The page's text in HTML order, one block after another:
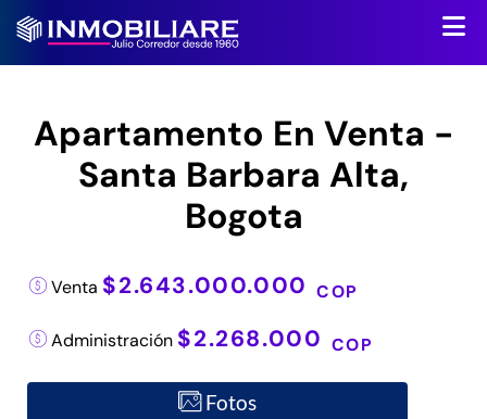
Apartamento En Venta -
Santa Barbara Alta,
Bogota
Venta $2.643.000.000 COP
Administración $2.268.000 COP
Fotos